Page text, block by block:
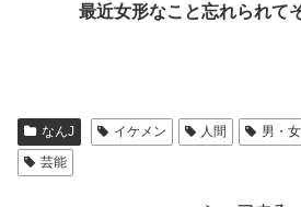
最近女形なこと忘れられて
なんJ イケメン 人間 男・女
芸能